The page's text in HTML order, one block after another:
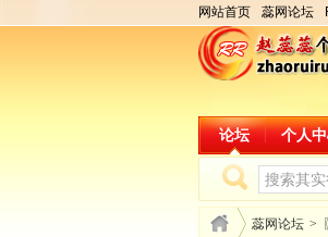
网站首页 蕊网论坛
论坛 个人
蕊网论坛 >